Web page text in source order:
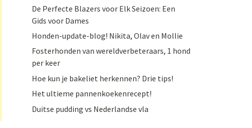
De Perfecte Blazers voor Elk Seizoen: Een
Gids voor Dames
Honden-update-blog! Nikita, Olav en Mollie
Fosterhonden van wereldverbeteraars, 1 hond
per keer
Hoe kun je bakeliet herkennen? Drie tips!
Het ultieme pannenkoekenrecept!
Duitse pudding vs Nederlandse vla